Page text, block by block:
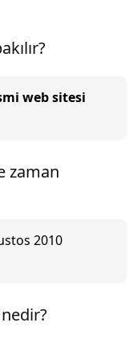
web sitesi
zaman
2010
nedir?